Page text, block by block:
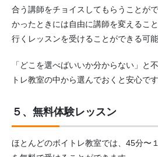
合う講師をチョイスしてもらうことが
かったときには自由に講師を変えるこ
行くレッスンを受けることができる可
「どこを選べばいいか分からない」と
トレ教室の中から選んでおくと安心です
５、無料体験レッスン
ほとんどのボイトレ教室では、45分〜